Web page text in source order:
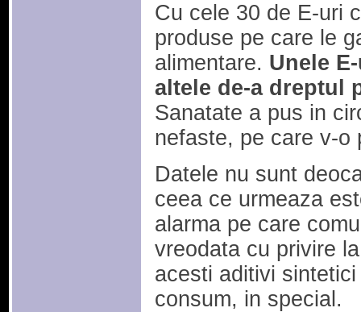
Cu cele 30 de E-uri
produse pe care le
alimentare. Unele
altele de-a dreptul
Sanatate a pus in
nefaste, pe care v-o
Datele nu sunt
ceea ce urmeaza
alarma pe care
vreodata cu privire
acesti aditivi
consum, in special.